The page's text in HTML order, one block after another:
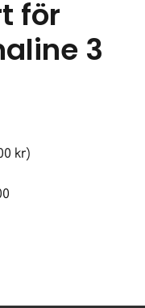
för
3
kr)